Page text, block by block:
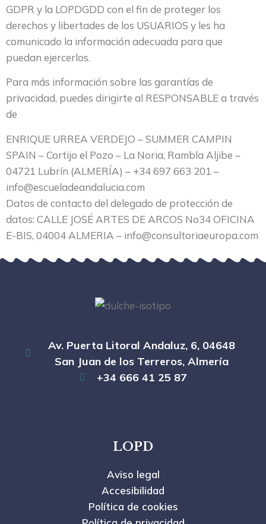
GDPR y la LOPDGDD con el fin de proteger los
derechos y libertades de los USUARIOS y les ha
comunicado la información adecuada para que
puedan ejercerlos.
Para más información sobre las garantías de
privacidad, puedes dirigirte al RESPONSABLE a través
de
ENRIQUE URREA VERDEJO – SUMMER CAMPIN
SPAIN – Cortijo el Pozo – La Noria, Rambla Aljibe –
04721 Lubrín (ALMERÍA) – +34 697 663 201 –
info@escueladeandalucia.com
Datos de contacto del delegado de protección de
datos: CALLE JOSÉ ARTES DE ARCOS No34 OFICINA
E-BIS, 04004 ALMERIA – info@consultoriaeuropa.com
Av. Puerta Litoral Andaluz, 6, 04648
San Juan de los Terreros, Almería
+34 666 41 25 87
LOPD
Aviso legal
Accesibilidad
Política de cookies